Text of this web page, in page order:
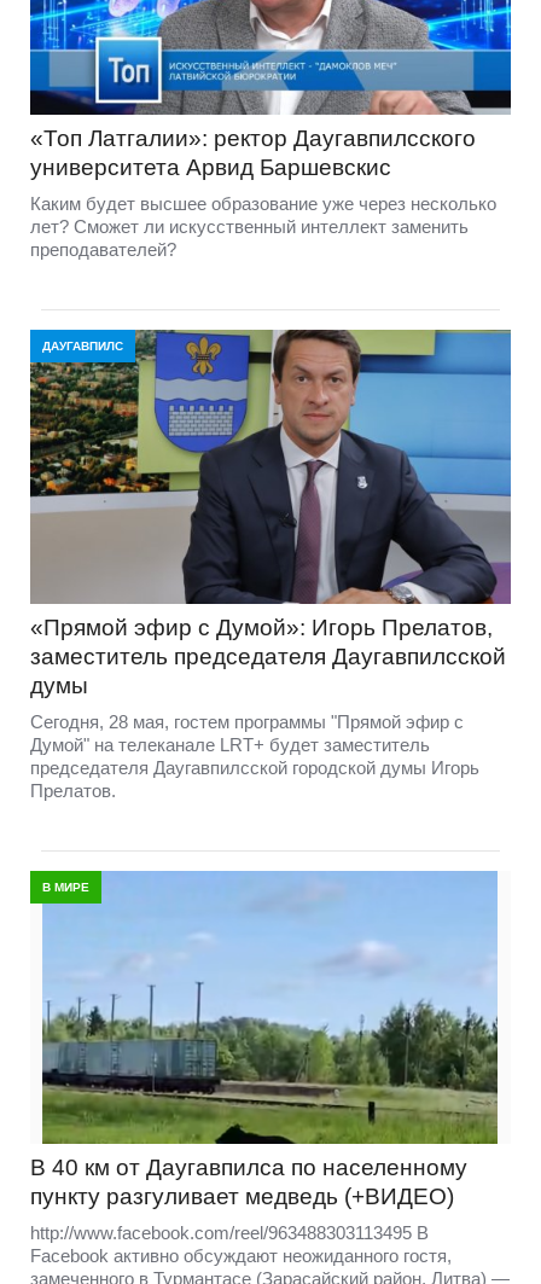
«Топ Латгалии»: ректор Даугавпилсского
университета Арвид Баршевскиc
Каким будет высшее образование уже через несколько
лет? Сможет ли искусственный интеллект заменить
преподавателей?
ДАУГАВПИЛС
«Прямой эфир с Думой»: Игорь Прелатов,
заместитель председателя Даугавпилсской
думы
Сегодня, 28 мая, гостем программы "Прямой эфир с
Думой" на телеканале LRT+ будет заместитель
председателя Даугавпилсской городской думы Игорь
Прелатов.
В МИРЕ
В 40 км от Даугавпилса по населенному
пункту разгуливает медведь (+ВИДЕО)
http://www.facebook.com/reel/963488303113495 В
Facebook активно обсуждают неожиданного гостя,
замеченного в Турмантасе (Зарасайский район, Литва) —